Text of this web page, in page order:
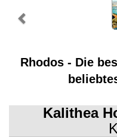
Rhodos - Die
Kalithea